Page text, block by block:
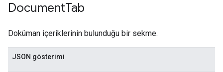
DocumentTab
Doküman içeriklerinin bulunduğu bir sekme.
JSON gösterimi